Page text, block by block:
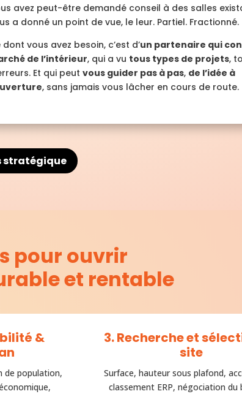
avez peut-être demandé conseil à des salles
a donné un point de vue, le leur. Partiel. Fractionné.
dont vous avez besoin, c’est d’un partenaire qui
de l’intérieur, qui a vu tous types de projets,
Et qui peutvous guider pas à pas, de l’idée à
, sans jamais vous lâcher en cours de route.
stratégique
pour ouvrir
et rentable
&
de population,
3. Recherche et
site
Surface, hauteur sous plafond,
classement ERP, négociation du